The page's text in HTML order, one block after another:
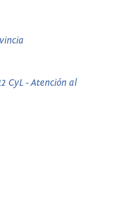
CyL - Atención al